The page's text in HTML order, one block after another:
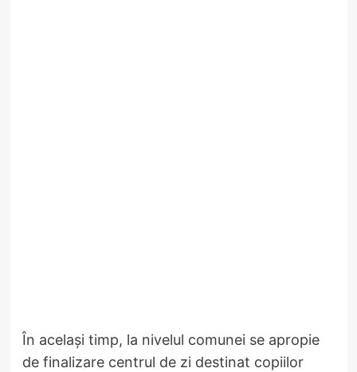
În același timp, la nivelul comunei se apropie
de finalizare centrul de zi destinat copiilor